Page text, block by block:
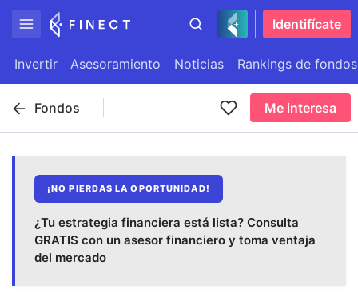
Identifícate
Invertir Asesoramiento Noticias Rankings de fondos
Fondos Me interesa
¡NO PIERDAS LA OPORTUNIDAD!
¿Tu estrategia financiera está lista? Consulta
GRATIS con un asesor financiero y toma ventaja
del mercado